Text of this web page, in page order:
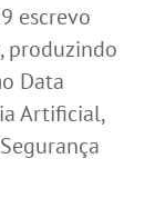
escrevo
produzindo
Data
Artificial,